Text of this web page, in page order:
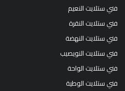
فني ستلايت النعيم
فني ستلايت النقرة
فني ستلايت النهضة
فني ستلايت النويصيب
فني ستلايت الواحة
فني ستلايت الوطية